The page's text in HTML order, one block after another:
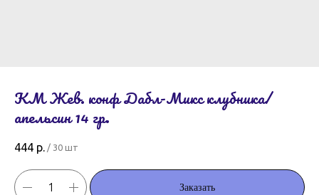
КМ Жев. конф Дабл-Микс клубника/
апельсин 14 гр.
444 р. / 30 шт
Заказать